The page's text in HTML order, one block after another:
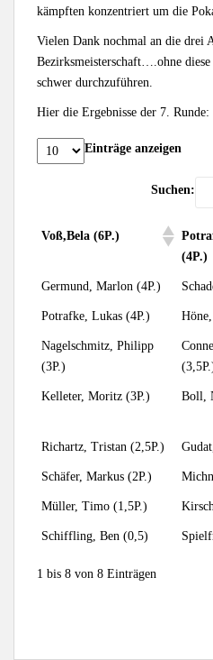
kämpften konzentriert um die
Vielen Dank nochmal an die drei
Bezirksmeisterschaft….ohne
schwer durchzuführen.
Hier die Ergebnisse der 7. Runde:
Einträge anzeigen
Suchen:
Voß,Bela (6P.)
(4P.)
Germund, Marlon (4P.)
Potrafke, Lukas (4P.)
Nagelschmitz, Philipp
(3P.)
Kelleter, Moritz (3P.) Boll,
Richartz, Tristan (2,5P.)
Schäfer, Markus (2P.)
Müller, Timo (1,5P.)
Schiffling, Ben (0,5)
1 bis 8 von 8 Einträgen